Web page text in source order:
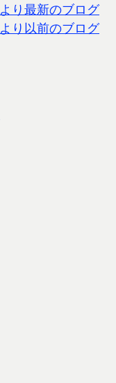
より最新のブログ
より以前のブログ